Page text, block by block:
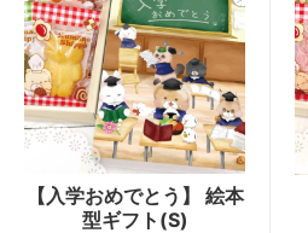
【入学おめでとう】 絵本
型ギフト(S)